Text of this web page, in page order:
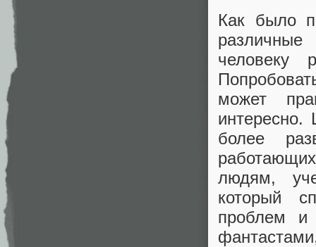
Как было
человеку
может
более
людям,
который
проблем и